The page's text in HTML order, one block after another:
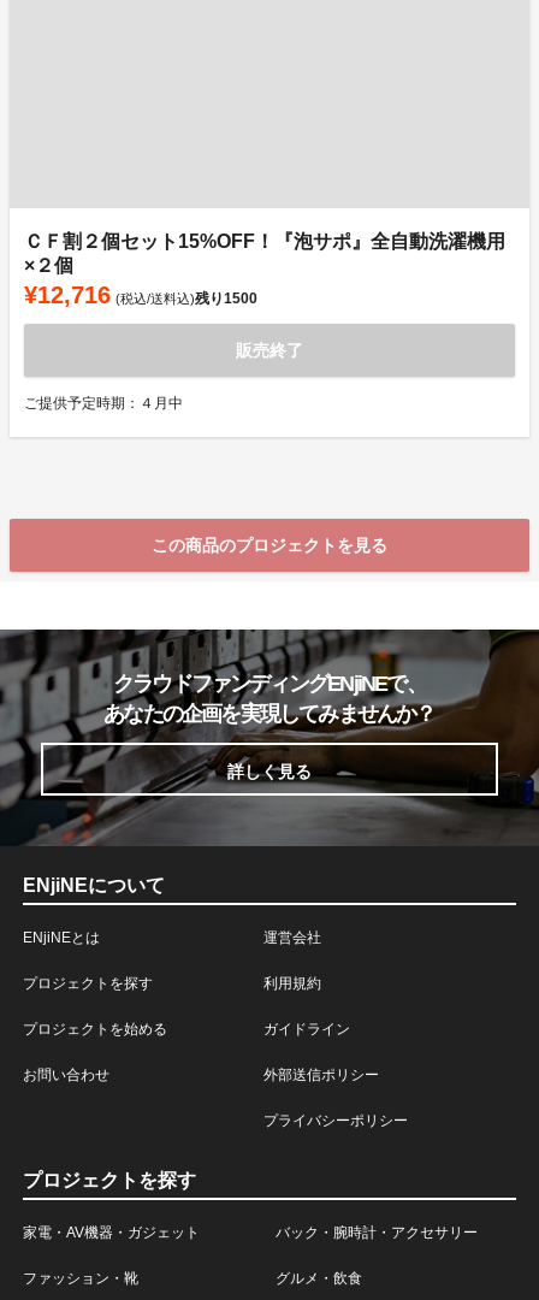
ＣＦ割２個セット15%OFF！『泡サポ』全自動洗濯機用
×２個
¥12,716 (税込/送料込)残り1500
販売終了
ご提供予定時期：４月中
この商品のプロジェクトを見る
クラウドファンディングENjiNEで、
あなたの企画を実現してみませんか？
詳しく見る
ENjiNEについて
ENjiNEとは
プロジェクトを探す
プロジェクトを始める
お問い合わせ
運営会社
利用規約
ガイドライン
外部送信ポリシー
プライバシーポリシー
プロジェクトを探す
家電・AV機器・ガジェット バック・腕時計・アクセサリー
ファッション・靴 グルメ・飲食